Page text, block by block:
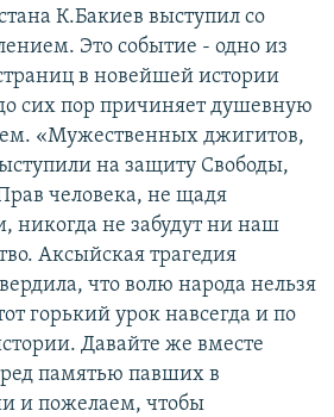
К.Бакиев выступил со
Это событие - одно из
в новейшей истории
сих пор причиняет душевную
«Мужественных джигитов,
на защиту Свободы,
человека, не щадя
никогда не забудут ни наш
Аксыйская трагедия
что волю народа нельзя
горький урок навсегда и по
Давайте же вместе
памятью павших в
и пожелаем, чтобы